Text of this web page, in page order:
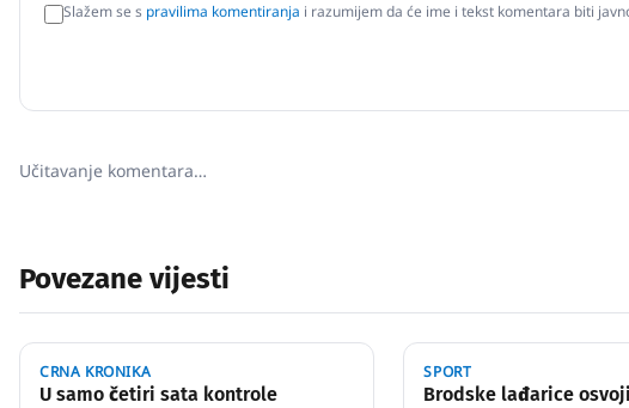
Slažem se s pravilima komentiranja i razumijem da će ime i tekst komentara biti
Učitavanje komentara…
Povezane vijesti
CRNA KRONIKA
U samo četiri sata kontrole
SPORT
Brodske lađarice